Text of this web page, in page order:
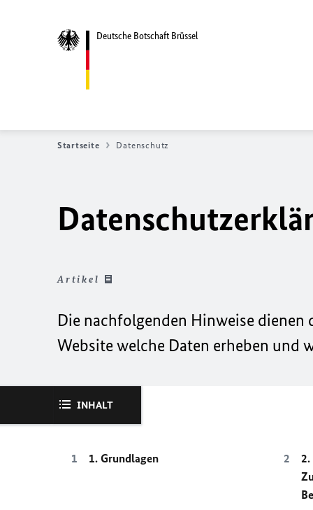
Deutsche Botschaft Brüssel
Startseite Datenschutz
Artikel
Die nachfolgenden Hinweise dienen
Website welche Daten erheben und
INHALT
1. Grundlagen